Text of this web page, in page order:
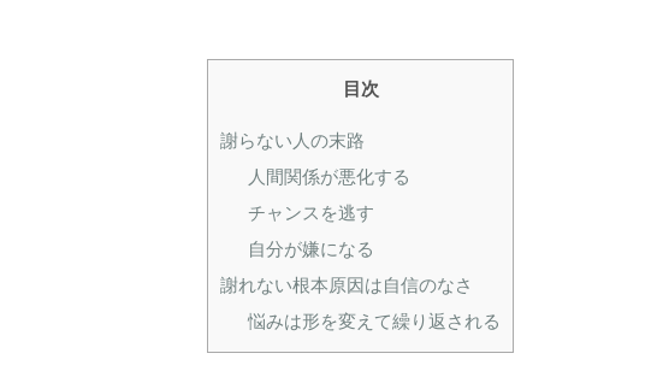
目次
謝らない人の末路
人間関係が悪化する
チャンスを逃す
自分が嫌になる
謝れない根本原因は自信のなさ
悩みは形を変えて繰り返される